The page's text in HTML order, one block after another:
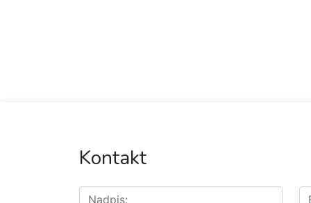
Kontakt